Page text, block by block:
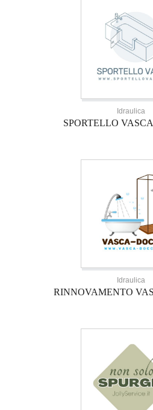
Idraulica
SPORTELLO
Idraulica
RINNOVAMENTO